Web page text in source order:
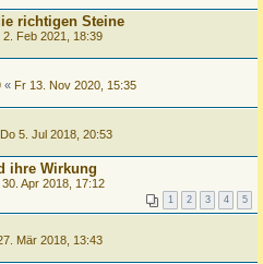
richtigen Steine
2. Feb 2021, 18:39
« Fr 13. Nov 2020, 15:35
Do 5. Jul 2018, 20:53
ihre Wirkung
30. Apr 2018, 17:12
1 2 3 4 5
Mär 2018, 13:43